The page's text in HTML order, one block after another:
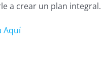
a crear un plan integral.
Aquí